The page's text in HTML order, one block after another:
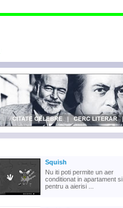
Squish
Nu iti poti permite un aer
conditionat in apartament si
pentru a aierisi ...